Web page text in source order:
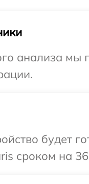
анализа мы
будет
сроком на